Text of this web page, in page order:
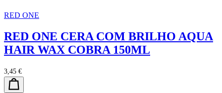
RED ONE
RED ONE CERA COM BRILHO AQUA
HAIR WAX COBRA 150ML
3,45 €